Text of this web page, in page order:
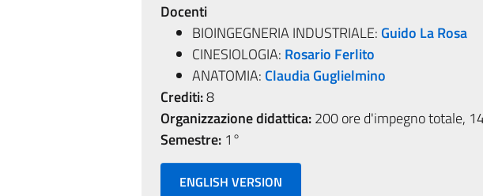
Docenti
BIOINGEGNERIA INDUSTRIALE: Guido La Rosa
CINESIOLOGIA: Rosario Ferlito
ANATOMIA: Claudia Guglielmino
Crediti:8
Organizzazione didattica:200 ore d'impegno totale,
Semestre:1°
ENGLISH VERSION